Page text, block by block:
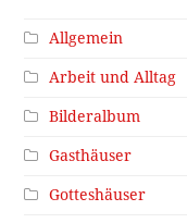
Allgemein
Arbeit und Alltag
Bilderalbum
Gasthäuser
Gotteshäuser